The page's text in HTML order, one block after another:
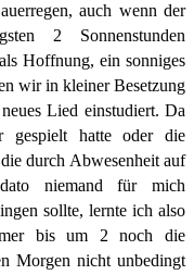
auch wenn der
2 Sonnenstunden
Hoffnung, ein sonniges
wir in kleiner Besetzung
Lied einstudiert. Da
gespielt hatte oder die
durch Abwesenheit auf
niemand für mich
sollte, lernte ich also
bis um 2 noch die
Morgen nicht unbedingt